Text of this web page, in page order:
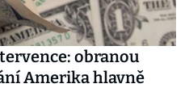
obranou
Amerika hlavně